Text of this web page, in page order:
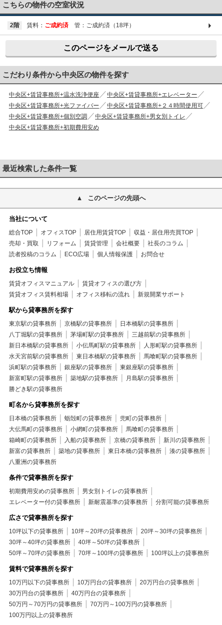
こちらの物件の空室状況
2階 賃料： ご成約済 管：ご成約済（18坪）
このページをメールで送る
こだわり条件から中央区の物件を探す
中央区+賃貸事務所+温水洗浄便座
中央区+賃貸事務所+エレベーター
中央区+賃貸事務所+光ファイバー
中央区+賃貸事務所+２４時間使用可
中央区+賃貸事務所+個別空調
中央区+賃貸事務所+男女別トイレ
中央区+賃貸事務所+初期費用安め
最近検索した条件一覧
このページの先頭へ
当社について
総合TOP オフィスTOP 居住用賃貸TOP
収益・居住用売買TOP
売却・買取
リフォーム 賃貸管理 会社概要
社長のコラム
読者投稿のコラム
ECO広場 個人情報保護 お問合せ
お役立ち情報
賃貸オフィスマニュアル
賃貸オフィスの選び方
賃貸オフィス賃料相場
オフィス移転の流れ 新規開業サポート
駅から貸事務所を探す
東京駅の貸事務所 京橋駅の貸事務所
日本橋駅の貸事務所
八丁堀駅の貸事務所
茅場町駅の貸事務所
三越前駅の貸事務所
新日本橋駅の貸事務所
小伝馬町駅の貸事務所
人形町駅の貸事務所
水天宮前駅の貸事務所
東日本橋駅の貸事務所
馬喰町駅の貸事務所
浜町駅の貸事務所
銀座駅の貸事務所
東銀座駅の貸事務所
新富町駅の貸事務所
築地駅の貸事務所
月島駅の貸事務所
勝どき駅の貸事務所
町名から貸事務所を探す
日本橋の貸事務所 蛎殻町の貸事務所
兜町の貸事務所
大伝馬町の貸事務所
小網町の貸事務所
馬喰町の貸事務所
箱崎町の貸事務所
入船の貸事務所 京橋の貸事務所
新川の貸事務所
新富の貸事務所
築地の貸事務所 東日本橋の貸事務所
湊の貸事務所
八重洲の貸事務所
条件で貸事務所を探す
初期費用安めの貸事務所
男女別トイレの貸事務所
エレベーター付の貸事務所
新耐震基準の貸事務所 分割可能の貸事務所
広さで貸事務所を探す
10坪以下の貸事務所 10坪～20坪の貸事務所
20坪～30坪の貸事務所
30坪～40坪の貸事務所
40坪～50坪の貸事務所
50坪～70坪の貸事務所
70坪～100坪の貸事務所 100坪以上の貸事務所
賃料で貸事務所を探す
10万円以下の貸事務所 10万円台の貸事務所
20万円台の貸事務所
30万円台の貸事務所
40万円台の貸事務所
50万円～70万円の貸事務所
70万円～100万円の貸事務所
100万円以上の貸事務所